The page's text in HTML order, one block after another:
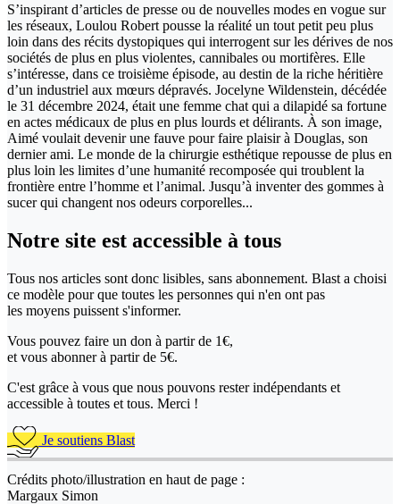
S’inspirant d’articles de presse ou de nouvelles modes en vogue sur
les réseaux, Loulou Robert pousse la réalité un tout petit peu plus
loin dans des récits dystopiques qui interrogent sur les dérives de nos
sociétés de plus en plus violentes, cannibales ou mortifères. Elle
s’intéresse, dans ce troisième épisode, au destin de la riche héritière
d’un industriel aux mœurs dépravés. Jocelyne Wildenstein, décédée
le 31 décembre 2024, était une femme chat qui a dilapidé sa fortune
en actes médicaux de plus en plus lourds et délirants. À son image,
Aimé voulait devenir une fauve pour faire plaisir à Douglas, son
dernier ami. Le monde de la chirurgie esthétique repousse de plus en
plus loin les limites d’une humanité recomposée qui troublent la
frontière entre l’homme et l’animal. Jusqu’à inventer des gommes à
sucer qui changent nos odeurs corporelles...
Notre site est accessible à tous
Tous nos articles sont donc lisibles, sans abonnement. Blast a choisi
ce modèle pour que toutes les personnes qui n'en ont pas
les moyens puissent s'informer.
Vous pouvez faire un don à partir de 1€,
et vous abonner à partir de 5€.
C'est grâce à vous que nous pouvons rester indépendants et
accessible à toutes et tous. Merci !
Je soutiens Blast
Crédits photo/illustration en haut de page :
Margaux Simon